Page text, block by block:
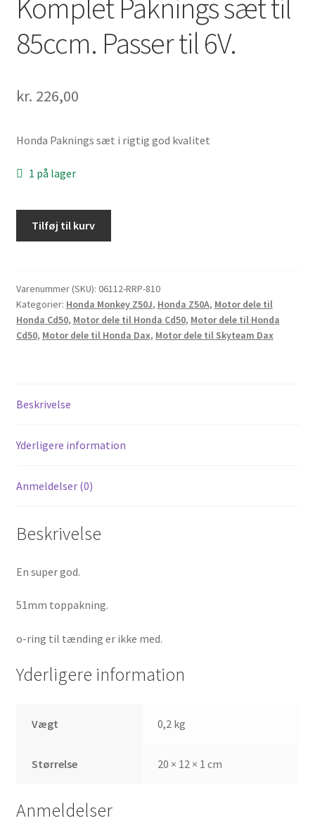
Komplet Paknings sæt til
85ccm. Passer til 6V.
kr. 226,00
Honda Paknings sæt i rigtig god kvalitet
1 på lager
Paknings
85ccm.
Passer
til
6V.
Tilføj til kurv
Varenummer (SKU): 06112-RRP-810
Kategorier: Honda Monkey Z50J, Honda Z50A, Motor dele til
Honda Cd50, Motor dele til Honda Cd50, Motor dele til Honda
Cd50, Motor dele til Honda Dax, Motor dele til Skyteam Dax
Beskrivelse
Yderligere information
Anmeldelser (0)
Beskrivelse
En super god.
51mm toppakning.
o-ring til tænding er ikke med.
Yderligere information
Vægt 0,2 kg
Størrelse 20 × 12 × 1 cm
Anmeldelser